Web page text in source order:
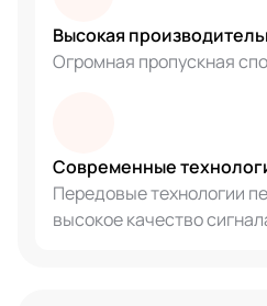
Высокая
Огромная пропускная
Современные
Передовые технологии
высокое качество